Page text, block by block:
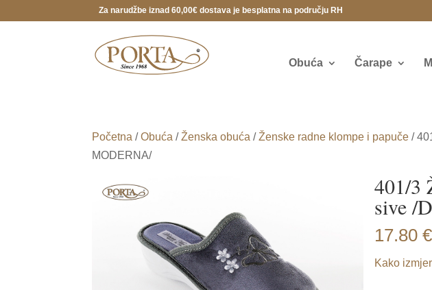
Za narudžbe iznad 60,00€ dostava je besplatna na području RH
Obuća Čarape
Početna /Obuća /Ženska obuća /Ženske radne klompe i papuče /
MODERNA/
401/3
sive /
17.80€
Kako